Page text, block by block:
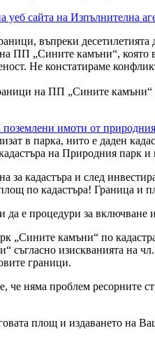
уеб сайта на Изпълнителна
въпреки
ПП „Сините камъни“,
Не констатираме
на ПП „Сините
поземлени имоти от
в парка, нито е даден
на Природния парк
за кадастъра и след
по кадастъра! Граница и
и да е процедури за
„Сините камъни“ по
съгласно изискванията на
граници.
че няма проблем
площ и издаването на